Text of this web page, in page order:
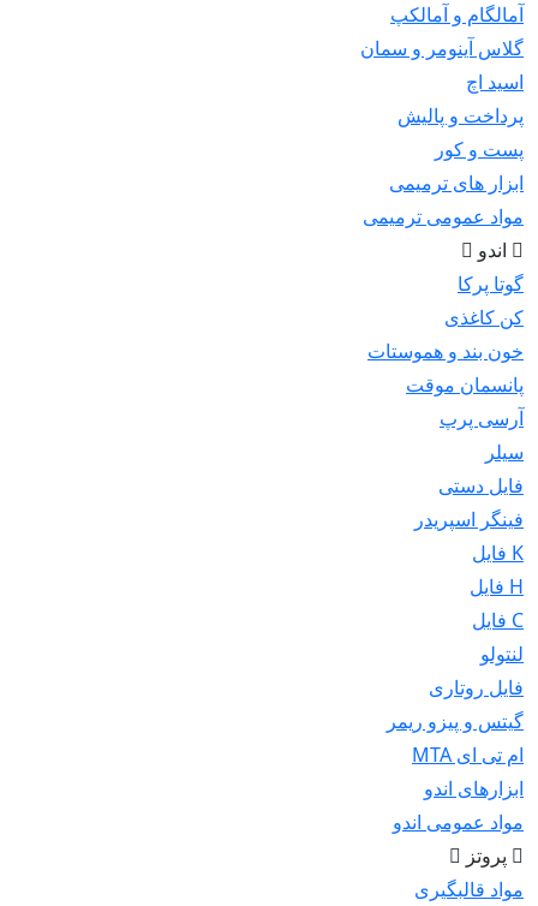
آمالگام و آمالکپ
گلاس آینومر و سمان
اسید اچ
پرداخت و پالیش
پست و کور
ابزار های ترمیمی
مواد عمومی ترمیمی
اندو
گوتا پرکا
کن کاغذی
خون بند و هموستات
پانسمان موقت
آرسی پرپ
سیلر
فایل دستی
فینگر اسپریدر
K فایل
H فایل
C فایل
لنتولو
فایل روتاری
گیتس و پیزو ریمر
ام تی ای MTA
ابزارهای اندو
مواد عمومی اندو
پروتز
مواد قالبگیری